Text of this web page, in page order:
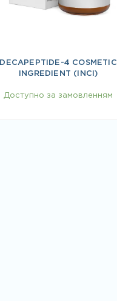
DECAPEPTIDE-4 COSMETIC
INGREDIENT (INCI)
Доступно за замовленням